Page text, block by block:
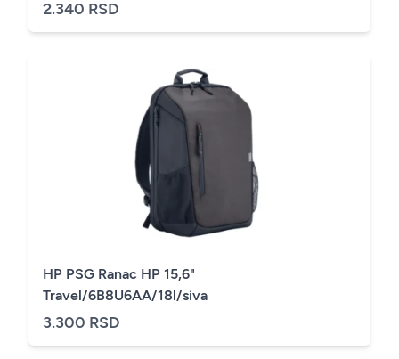
2.340 RSD
HP PSG Ranac HP 15,6"
Travel/6B8U6AA/18l/siva
3.300 RSD